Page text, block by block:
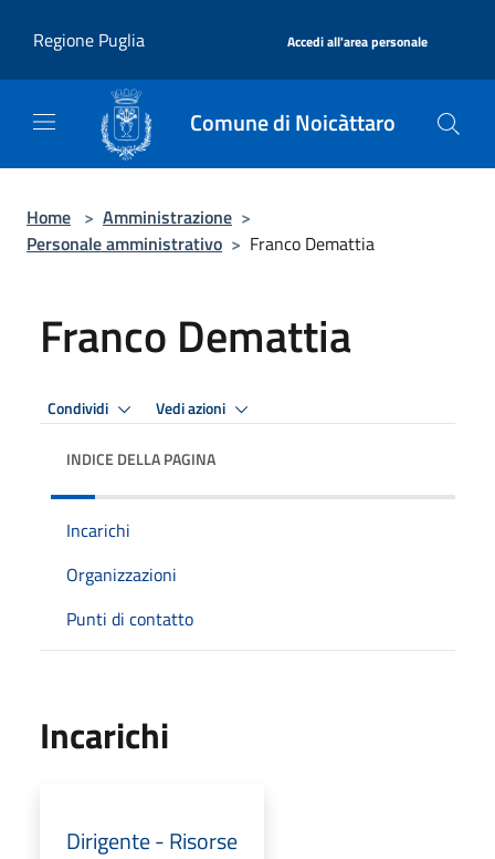
Regione Puglia
Accedi all'area personale
Comune di Noicàttaro
Home > Amministrazione >
Personale amministrativo > Franco Demattia
Franco Demattia
Condividi Vedi azioni
INDICE DELLA PAGINA
Incarichi
Organizzazioni
Punti di contatto
Incarichi
Dirigente - Risorse